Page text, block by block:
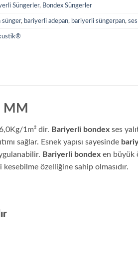
Süngerler, Bondex Süngerler
sünger, bariyerli adepan, bariyerli süngerpan,
MM
1m² dir. Bariyerli bondexses
sağlar. Esnek yapısı sayesinde
Bariyerli bondexen büyük
kesebilme özelliğine sahip olmasıdır.